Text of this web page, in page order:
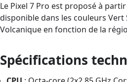
Le Pixel 7 Pro est proposé à
disponible dans les couleurs Vert
Volcanique en fonction de la
Spécifications